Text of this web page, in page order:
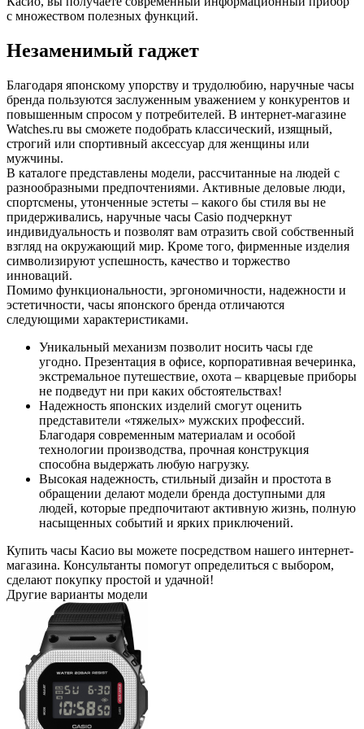
с множеством полезных функций.
Незаменимый гаджет
Благодаря японскому упорству и трудолюбию, наручные часы
бренда пользуются заслуженным уважением у конкурентов и
повышенным спросом у потребителей. В интернет-магазине
Watches.ru вы сможете подобрать классический, изящный,
строгий или спортивный аксессуар для женщины или
мужчины.
В каталоге представлены модели, рассчитанные на людей с
разнообразными предпочтениями. Активные деловые люди,
спортсмены, утонченные эстеты – какого бы стиля вы не
придерживались, наручные часы Casio подчеркнут
индивидуальность и позволят вам отразить свой собственный
взгляд на окружающий мир. Кроме того, фирменные изделия
символизируют успешность, качество и торжество
инноваций.
Помимо функциональности, эргономичности, надежности и
эстетичности, часы японского бренда отличаются
следующими характеристиками.
Уникальный механизм позволит носить часы где
угодно. Презентация в офисе, корпоративная вечеринка,
экстремальное путешествие, охота – кварцевые приборы
не подведут ни при каких обстоятельствах!
Надежность японских изделий смогут оценить
представители «тяжелых» мужских профессий.
Благодаря современным материалам и особой
технологии производства, прочная конструкция
способна выдержать любую нагрузку.
Высокая надежность, стильный дизайн и простота в
обращении делают модели бренда доступными для
людей, которые предпочитают активную жизнь, полную
насыщенных событий и ярких приключений.
Купить часы Касио вы можете посредством нашего интернет-
магазина. Консультанты помогут определиться с выбором,
сделают покупку простой и удачной!
Другие варианты модели